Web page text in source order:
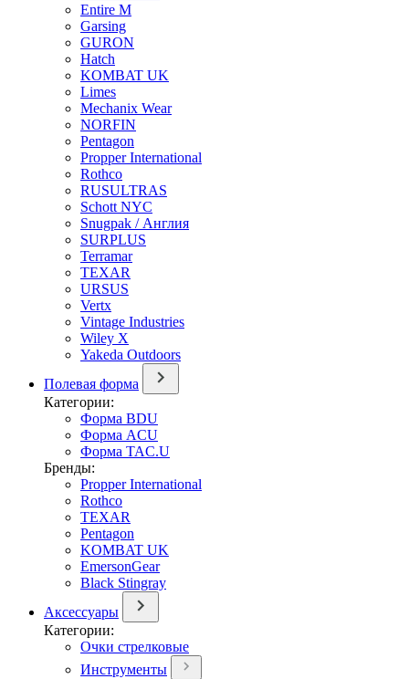
Entire M
Garsing
GURON
Hatch
KOMBAT UK
Limes
Mechanix Wear
NORFIN
Pentagon
Propper International
Rothco
RUSULTRAS
Schott NYC
Snugpak / Англия
SURPLUS
Terramar
TEXAR
URSUS
Vertx
Vintage Industries
Wiley X
Yakeda Outdoors
Полевая форма
Категории:
Форма BDU
Форма ACU
Форма TAC.U
Бренды:
Propper International
Rothco
TEXAR
Pentagon
KOMBAT UK
EmersonGear
Black Stingray
Аксессуары
Категории:
Очки стрелковые
Инструменты